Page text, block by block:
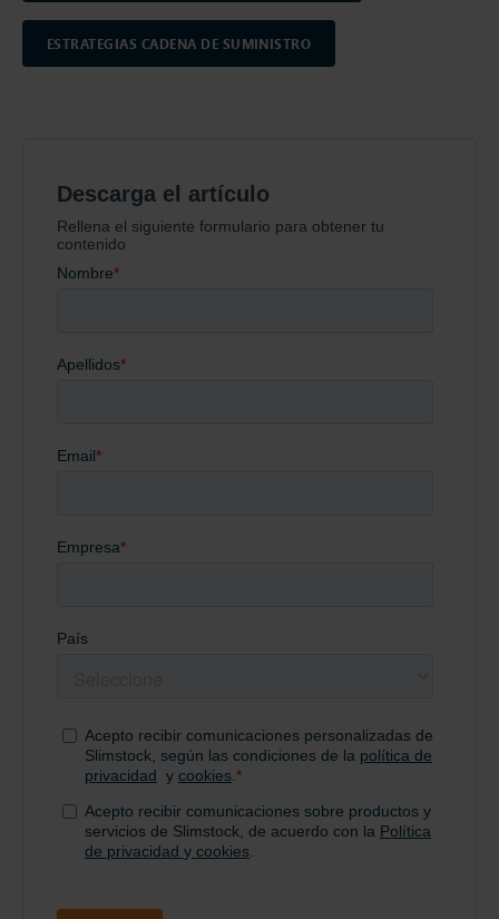
ESTRATEGIAS CADENA DE SUMINISTRO